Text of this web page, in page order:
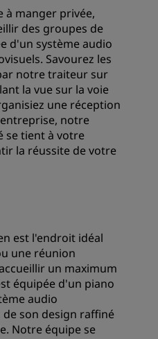
à manger privée,
des groupes de
d'un système audio
Savourez les
notre traiteur sur
la vue sur la voie
une réception
notre
se tient à votre
la réussite de votre
est l'endroit idéal
une réunion
un maximum
équipée d'un piano
audio
son design raffiné
Notre équipe se